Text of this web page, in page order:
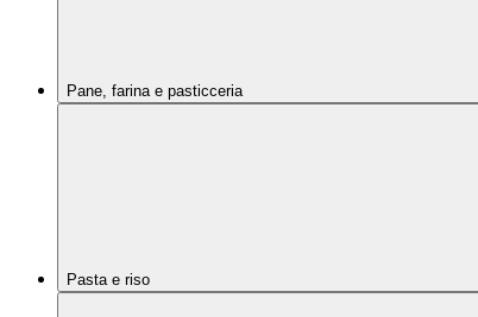
Pane, farina e pasticceria
Pasta e riso